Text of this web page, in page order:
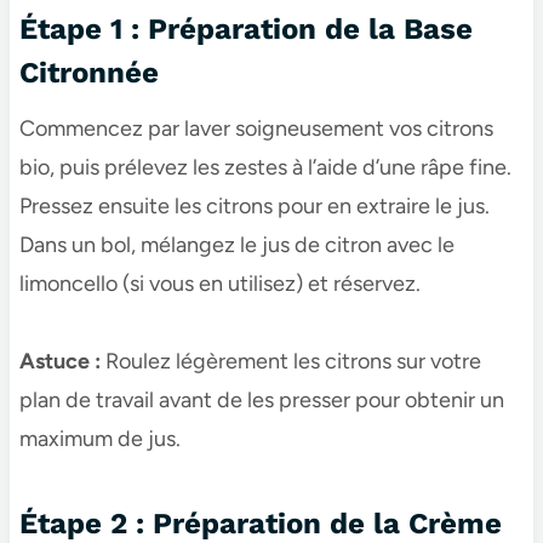
Étape 1 : Préparation de la Base
Citronnée
Commencez par laver soigneusement vos citrons
bio, puis prélevez les zestes à l’aide d’une râpe fine.
Pressez ensuite les citrons pour en extraire le jus.
Dans un bol, mélangez le jus de citron avec le
limoncello (si vous en utilisez) et réservez.
Astuce : Roulez légèrement les citrons sur votre
plan de travail avant de les presser pour obtenir un
maximum de jus.
Étape 2 : Préparation de la Crème